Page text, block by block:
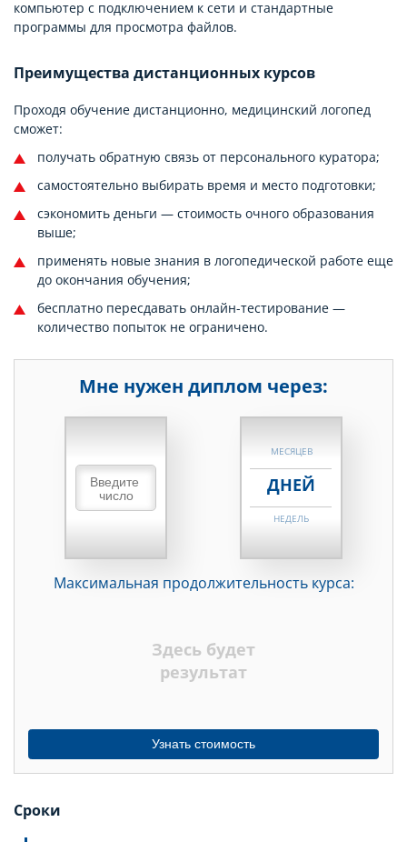
компьютер с подключением к сети и стандартные
программы для просмотра файлов.
Преимущества дистанционных курсов
Проходя обучение дистанционно, медицинский логопед
сможет:
получать обратную связь от персонального куратора;
самостоятельно выбирать время и место подготовки;
сэкономить деньги — стоимость очного образования
выше;
применять новые знания в логопедической работе еще
до окончания обучения;
бесплатно пересдавать онлайн-тестирование —
количество попыток не ограничено.
Мне нужен диплом через:
НЕДЕЛЬ
МЕСЯЦЕВ
ДНЕЙ
НЕДЕЛЬ
ДНЕЙ
Максимальная продолжительность курса:
Здесь будет
результат
Узнать стоимость
Сроки